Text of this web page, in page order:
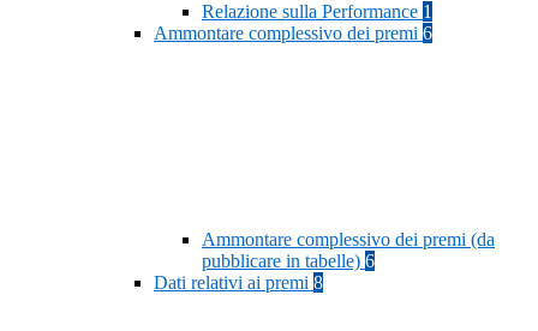
Relazione sulla Performance 1
Ammontare complessivo dei premi 6
Ammontare complessivo dei premi (da
pubblicare in tabelle) 6
Dati relativi ai premi 8